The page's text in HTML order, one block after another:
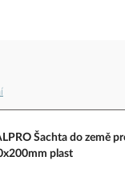
Šachta do země
plast